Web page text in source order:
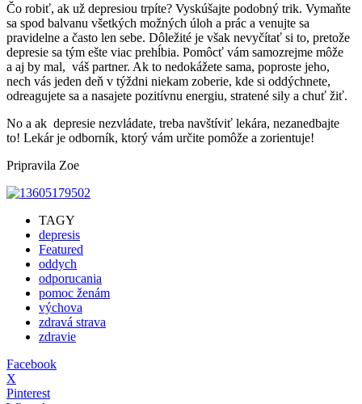
Čo robiť, ak už depresiou trpíte? Vyskúšajte podobný trik. Vymaňte
sa spod balvanu všetkých možných úloh a prác a venujte sa
pravidelne a často len sebe. Dôležité je však nevyčítať si to, pretože
depresie sa tým ešte viac prehĺbia. Pomôcť vám samozrejme môže
a aj by mal, váš partner. Ak to nedokážete sama, poproste jeho,
nech vás jeden deň v týždni niekam zoberie, kde si oddýchnete,
odreagujete sa a nasajete pozitívnu energiu, stratené sily a chuť žiť.
No a ak depresie nezvládate, treba navštíviť lekára, nezanedbajte
to! Lekár je odborník, ktorý vám určite pomôže a zorientuje!
Pripravila Zoe
TAGY
depresis
Featured
oddych
odporucania
pomoc ženám
výchova
zdravá strava
zdravie
Facebook
X
Pinterest